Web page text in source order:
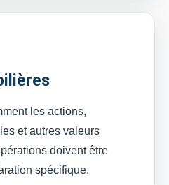
les actions,
et autres valeurs
doivent être
spécifique.